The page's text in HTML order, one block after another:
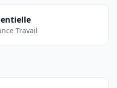
Travail